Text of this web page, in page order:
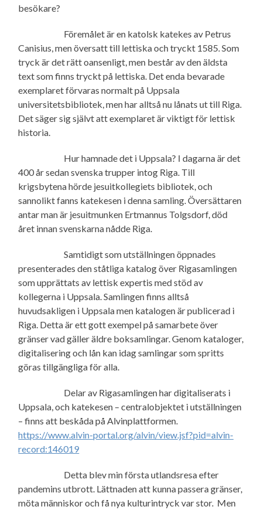
besökare?
Föremålet är en katolsk katekes av Petrus
Canisius, men översatt till lettiska och tryckt 1585. Som
tryck är det rätt oansenligt, men består av den äldsta
text som finns tryckt på lettiska. Det enda bevarade
exemplaret förvaras normalt på Uppsala
universitetsbibliotek, men har alltså nu lånats ut till Riga.
Det säger sig självt att exemplaret är viktigt för lettisk
historia.
Hur hamnade det i Uppsala? I dagarna är det
400 år sedan svenska trupper intog Riga. Till
krigsbytena hörde jesuitkollegiets bibliotek, och
sannolikt fanns katekesen i denna samling. Översättaren
antar man är jesuitmunken Ertmannus Tolgsdorf, död
året innan svenskarna nådde Riga.
Samtidigt som utställningen öppnades
presenterades den ståtliga katalog över Rigasamlingen
som upprättats av lettisk expertis med stöd av
kollegerna i Uppsala. Samlingen finns alltså
huvudsakligen i Uppsala men katalogen är publicerad i
Riga. Detta är ett gott exempel på samarbete över
gränser vad gäller äldre boksamlingar. Genom kataloger,
digitalisering och lån kan idag samlingar som spritts
göras tillgängliga för alla.
Delar av Rigasamlingen har digitaliserats i
Uppsala, och katekesen – centralobjektet i utställningen
– finns att beskåda på Alvinplattformen.
https://www.alvin-portal.org/alvin/view.jsf?pid=alvin-
record:146019
Detta blev min första utlandsresa efter
pandemins utbrott. Lättnaden att kunna passera gränser,
möta människor och få nya kulturintryck var stor. Men